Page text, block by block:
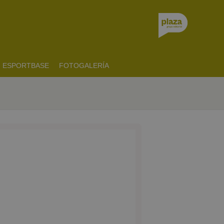
ESPORTBASE FOTOGALERÍA